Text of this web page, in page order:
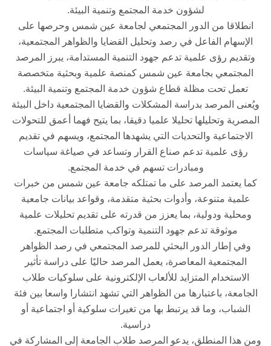
لشؤون خدمة المجتمع وتنمية البيئة.
انطلاقا من الدور المجتمعي لجامعة عين شمس وحرصها على
الإسهام الفاعل في رصد وتحليل القضايا والظواهر المجتمعية،
وتقديم رؤى علمية تدعم جهود التنمية المستدامة، يبرز المرصد
المجتمعي بجامعة عين شمس كمنصة علمية وبحثية متخصصة
تعمل تحت مظلة قطاع شؤون خدمة المجتمع وتنمية البيئة.
ويُعنى المرصد بدراسة المشكلات والقضايا المجتمعية داخل البيئة
المصرية وتحليلها تحليلا علميا دقيقا، بما يتيح فهما أعمق للتحولات
الاجتماعية والتحديات التي يشهدها المجتمع، ويسهم في تقديم
رؤى علمية تدعم صناع القرار وتساعد في صياغة سياسات
ومبادرات تسهم في خدمة المجتمع.
كما يعتمد المرصد على ما تمتلكه جامعة عين شمس من خبرات
علمية متنوعة، وأدوات بحثية متقدمة، وقواعد بيانات جامعية
ومحلية ودولية، بما يعزز من قدرته على تقديم تحليلات علمية
موثوقة تدعم جهود التنمية وتواكب متطلبات المجتمع.
وفي إطار الدور البحثي للمرصد المجتمعي في رصد الظواهر
المجتمعية المعاصرة، يعمل المرصد حاليًا على دراسة تأثير
الاستخدام المتزايد للألعاب الإلكترونية على سلوكيات طلاب
الجامعة، باعتبارها من الظواهر التي تشهد انتشارا واسعا بين فئة
الشباب، وما قد يرتبط بها من تغيرات سلوكية أو اجتماعية أو
دراسية.
ومن هذا المنطلق، يدعو المرصد طلاب الجامعة إلى المشاركة في